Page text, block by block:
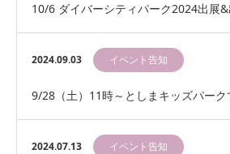
10/6 ダイバーシティパーク2024出展
2024.09.03 イベント告知
9/28（土）11時～としまキッズパー
チ会
2024.07.13 イベント告知